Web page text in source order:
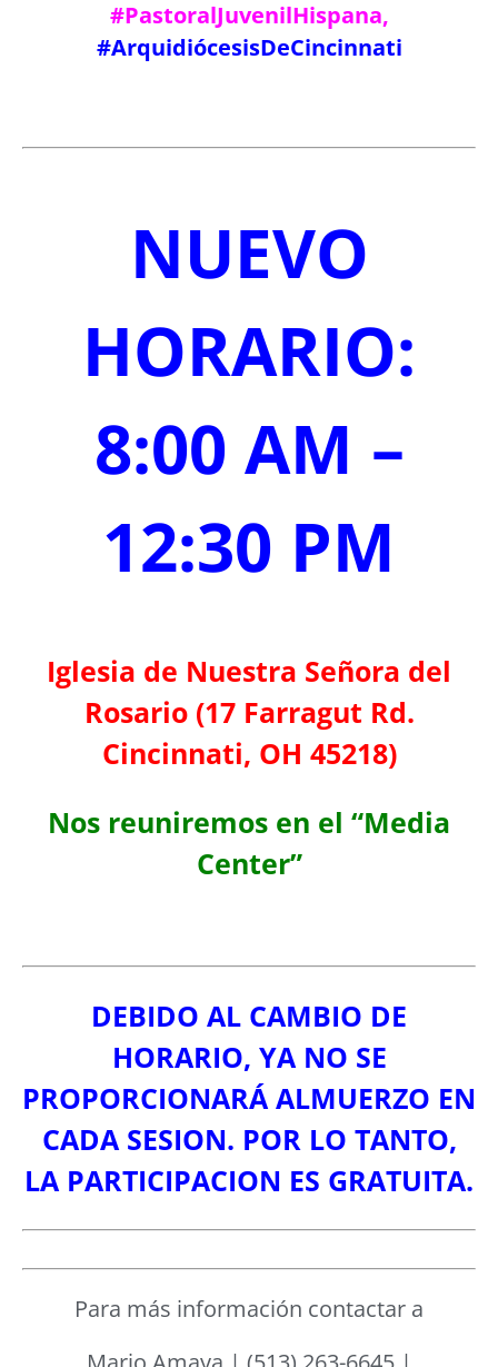
#PastoralJuvenilHispana,
#ArquidiócesisDeCincinnati
NUEVO
HORARIO:
8:00 AM –
12:30 PM
Iglesia de Nuestra Señora del
Rosario (17 Farragut Rd.
Cincinnati, OH 45218)
Nos reuniremos en el “Media
Center”
DEBIDO AL CAMBIO DE
HORARIO, YA NO SE
PROPORCIONARÁ ALMUERZO EN
CADA SESION. POR LO TANTO,
LA PARTICIPACION ES GRATUITA.
Para más información contactar a